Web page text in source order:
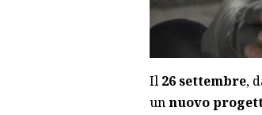
Il 26 settembre,
unnuovo